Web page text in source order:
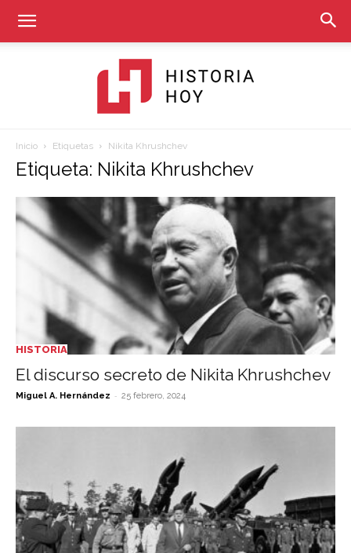
Historia
Inicio Etiquetas Nikita Khrushchev
Etiqueta: Nikita Khrushchev
HISTORIA
El discurso secreto de Nikita Khrushchev
Miguel A. Hernández - 25 febrero, 2024